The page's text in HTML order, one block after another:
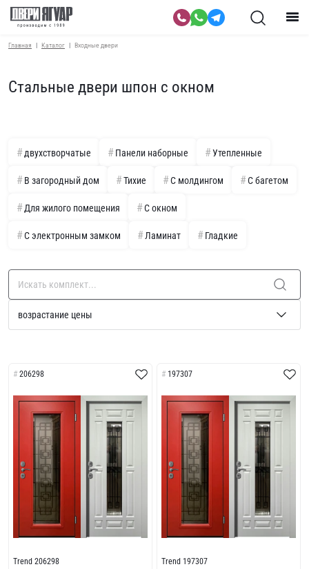
Главная Каталог Входные двери
Стальные двери шпон с окном
двухстворчатые Панели наборные Утепленные
В загородный дом Тихие С молдингом С багетом
Для жилого помещения С окном
С электронным замком Ламинат Гладкие
206298
Trend 206298
197307
Trend 197307